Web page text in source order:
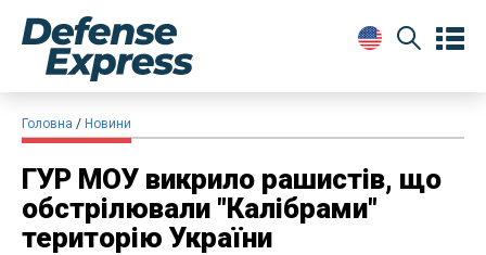
Головна Новини
ГУР МОУ викрило рашистів, що
обстрілювали "Калібрами"
територію України